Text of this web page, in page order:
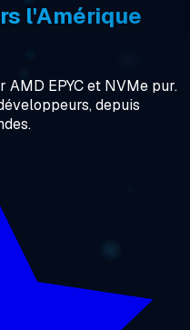
l'Amérique
AMD EPYC et NVMe pur.
depuis